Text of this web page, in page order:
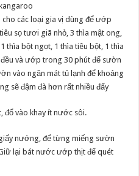
các loại gia vị dùng để ướp
sọ tươi giã nhỏ, 3 thìa mật ong,
thìa bột ngọt, 1 thìa tiêu bột, 1 thìa
và ướp trong 30 phút để sườn
vào ngăn mát tủ lạnh để khoảng
sẽ đậm đà hơn rất nhiều đấy
đổ vào khay ít nước sôi.
nướng, để từng miếng sườn
lại bát nước ướp thịt để quét